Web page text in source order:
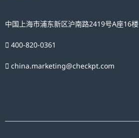
料
回
覆
可
中国上海市浦东新区沪南路2419号A座16楼
400-820-0361
china.marketing@checkpt.com